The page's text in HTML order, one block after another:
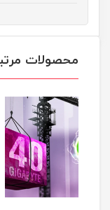
محصولات